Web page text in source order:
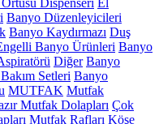
Dispenseri El
Banyo Düzenleyicileri
Banyo Kaydırmazı Duş
Banyo Ürünleri Banyo
Diğer Banyo
Setleri Banyo
MUTFAK Mutfak
Mutfak Dolapları Çok
Mutfak Rafları Köşe